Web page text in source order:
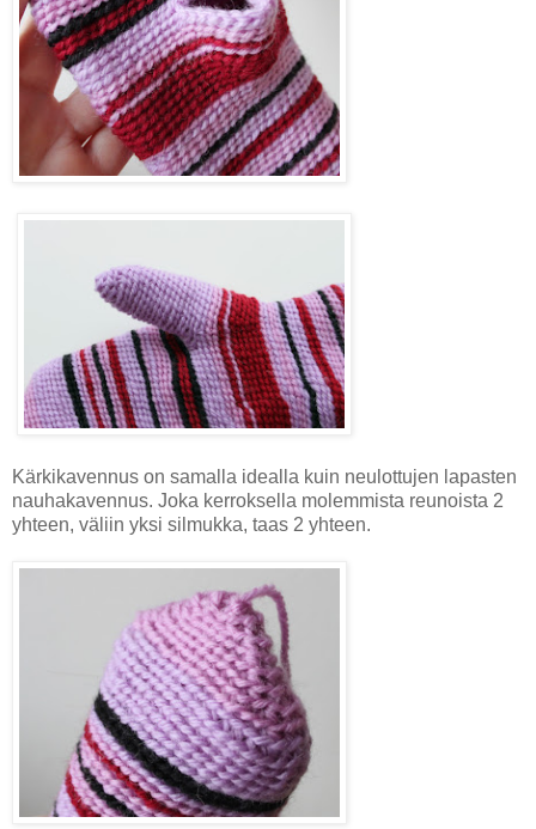
Kärkikavennus on samalla idealla kuin neulottujen lapasten
nauhakavennus. Joka kerroksella molemmista reunoista 2
yhteen, väliin yksi silmukka, taas 2 yhteen.